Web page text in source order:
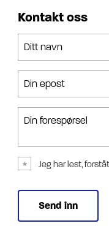
Kontakt oss
Ditt navn
Din epost
Din forespørsel
Jeg har lest,